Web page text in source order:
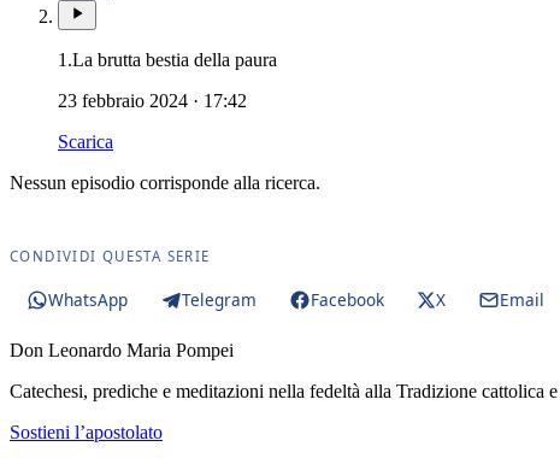
1.La brutta bestia della paura
23 febbraio 2024 · 17:42
Scarica
Nessun episodio corrisponde alla ricerca.
CONDIVIDI QUESTA SERIE
WhatsApp Telegram Facebook X Email
Don Leonardo Maria Pompei
Catechesi, prediche e meditazioni nella fedeltà alla Tradizione cattolica
Sostieni l’apostolato